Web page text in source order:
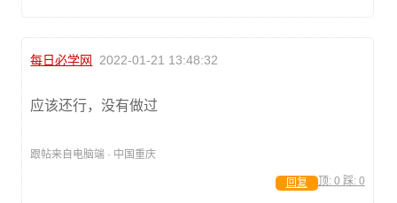
每日必学网 2022-01-21 13:48:32
应该还行，没有做过
跟帖来自电脑端 · 中国重庆
顶: 0 踩: 0
回复